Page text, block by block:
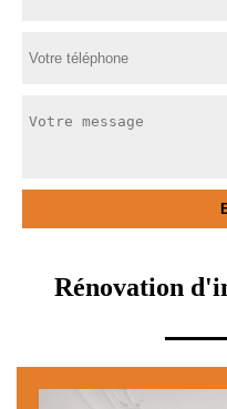
Rénovation